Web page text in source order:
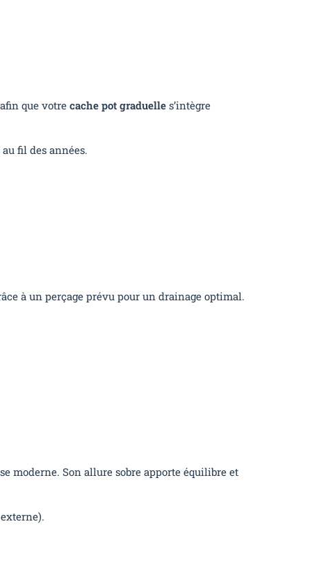
que votrecache pot graduelle s’intègre
fil des années.
à un perçage prévu pour un drainage optimal.
moderne. Son allure sobre apporte équilibre et